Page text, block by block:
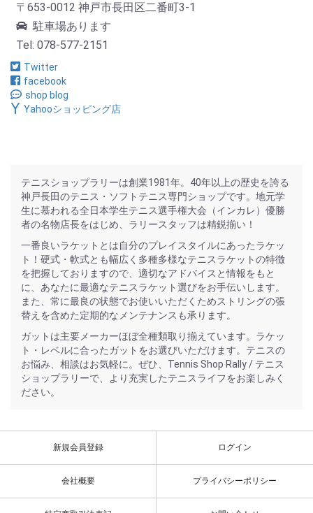
〒653-0012 神戸市長田区二番町3-1
駐車場あります
Tel: 078-577-2151
Twitter
facebook
shop blog
Yahooショッピング店
テニスショップラリーは創業1981年。40年以上の歴史を誇る
神戸長田のテニス・ソフトテニス専門ショップです。地元学
生に慕われる全日本学生テニス選手権大会（インカレ）優勝
者の名物店長をはじめ、ラリースタッフは精鋭揃い！
一番良いラケットとは自分のプレイスタイルにあったラケッ
ト！硬式・軟式とも幅広く多種多様なテニスラケットの特徴
を把握しておりますので、適切なアドバイスと情報をもと
に、あなたに最適なテニスラケット選びをお手伝いします。
また、常に最良の状態でお使いいただくためストリングの張
替えを含めた定期的なメンテナンスも承ります。
ガットは主要メーカーほぼ全種類取り揃えています。ラケッ
ト・レベルに合ったガットをお選びいただけます。テニスの
お悩み、相談はお気軽に。ぜひ、Tennis Shop Rally / テニス
ショップラリーで、より充実したテニスライフをお楽しみく
ださい。
新規会員登録 ログイン
会社概要 プライバシーポリシー